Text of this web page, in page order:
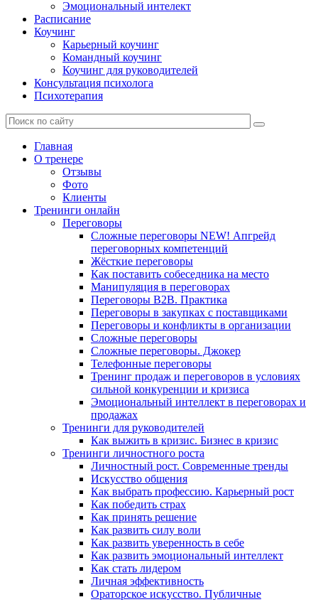
Эмоциональный интелект
Расписание
Коучинг
Карьерный коучинг
Командный коучинг
Коучинг для руководителей
Консультация психолога
Психотерапия
Главная
О тренере
Отзывы
Фото
Клиенты
Тренинги онлайн
Переговоры
Сложные переговоры NEW! Апгрейд
переговорных компетенций
Жёсткие переговоры
Как поставить собеседника на место
Манипуляция в переговорах
Переговоры B2B. Практика
Переговоры в закупках с поставщиками
Переговоры и конфликты в организации
Сложные переговоры
Сложные переговоры. Джокер
Телефонные переговоры
Тренинг продаж и переговоров в условиях
сильной конкуренции и кризиса
Эмоциональный интеллект в переговорах и
продажах
Тренинги для руководителей
Как выжить в кризис. Бизнес в кризис
Тренинги личностного роста
Личностный рост. Современные тренды
Искусство общения
Как выбрать профессию. Карьерный рост
Как победить страх
Как принять решение
Как развить силу воли
Как развить уверенность в себе
Как развить эмоциональный интеллект
Как стать лидером
Личная эффективность
Ораторское искусство. Публичные